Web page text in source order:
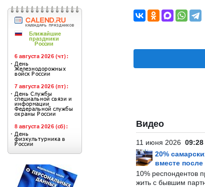
Видео
11 июня 2026 09:28
20%
вместе
10% респондентов
жить с бывшим